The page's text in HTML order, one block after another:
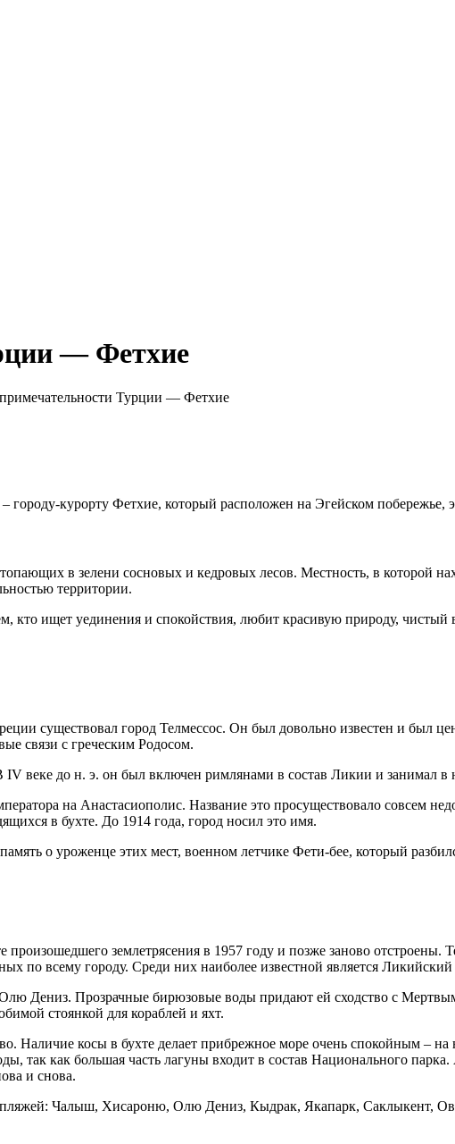
Горящие туры, путёвки в дома отдыха, туристическое снаряжение,
— Фетхие
Турции — Фетхие
городу-курорту Фетхие, который расположен на Эгейском побережье,
в зелени сосновых и кедровых лесов. Местность, в которой
территории.
кто ищет уединения и спокойствия, любит красивую природу, чистый
существовал город Телмессос. Он был довольно известен и был
связи с греческим Родосом.
IV веке до н. э. он был включен римлянами в состав Ликии и занимал
на Анастасиополис. Название это просуществовало совсем
в бухте. До 1914 года, город носил это имя.
о уроженце этих мест, военном летчике Фети-бее, который
землетрясения в 1957 году и позже заново отстроены.
по всему городу. Среди них наиболее известной является
Дениз. Прозрачные бирюзовые воды придают ей сходство с
стоянкой для кораблей и яхт.
Наличие косы в бухте делает прибрежное море очень спокойным –
так как большая часть лагуны входит в состав Национального
и снова.
Чалыш, Хисароню, Олю Дениз, Кыдрак, Якапарк, Саклыкент,